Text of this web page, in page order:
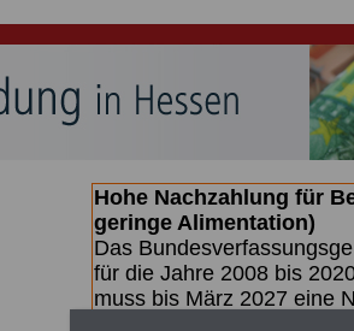
Hohe Nachzahlung für
geringe Alimentation)
Das
für die Jahre 2008 bis
muss bis März 2027 eine